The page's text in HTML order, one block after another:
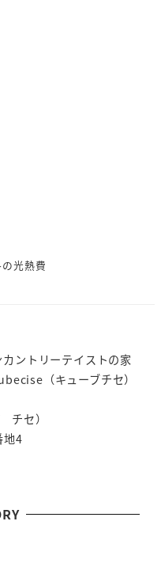
光熱費
ントリーテイストの家
（キューブチセ）
セ）
地4